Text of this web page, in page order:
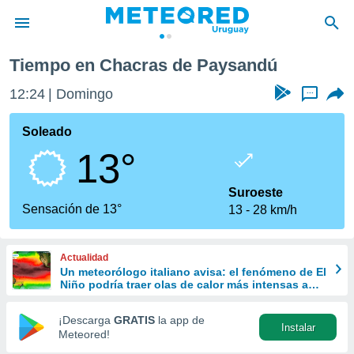
de
ha
calidad.
a este
las
y
forma
digital
basada
Tiempo en Chacras de Paysandú
12:24 Domingo ...
Soleado
13°
Sensación de 13°
Suroeste
13
28 km/h
Actualidad
Un meteorólogo italiano avisa: el fenómeno de El
Niño podría traer olas de calor más intensas a
¡Descarga GRATIS la app de
Meteored!
Instalar